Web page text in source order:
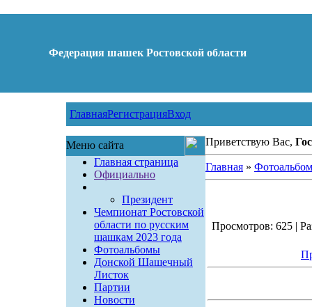
Федерация шашек Ростовской области
ГлавнаяРегистрацияВход
Меню сайта
Главная страница
Официально
Президент
Чемпионат Ростовской
области по русским
шашкам 2023 года
Фотоальбомы
Донской Шашечный
Листок
Партии
Новости
Приветствую Вас,
Главная» Фотоальбом
Просмотров: 625 |